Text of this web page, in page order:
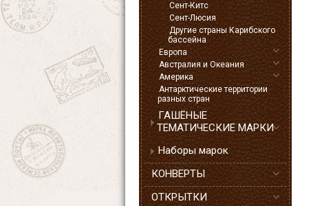
Сент-Китс
Сент-Люсия
Другие страны Карибского
бассейна
Европа
Австралия и Океания
Америка
Антарктические территории
разных стран
ГАШЁНЫЕ
ТЕМАТИЧЕСКИЕ МАРКИ
Наборы марок
КОНВЕРТЫ
ОТКРЫТКИ